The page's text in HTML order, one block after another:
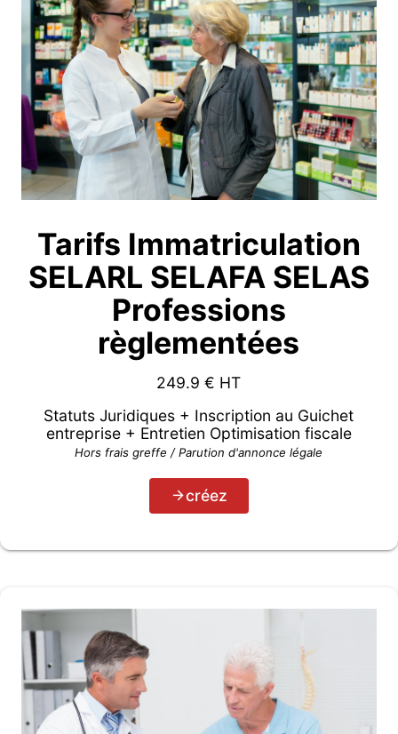
Tarifs Immatriculation
SELARL SELAFA SELAS
Professions
règlementées
249.9 € HT
Statuts Juridiques + Inscription au Guichet
entreprise + Entretien Optimisation fiscale
Hors frais greffe / Parution d'annonce légale
créez